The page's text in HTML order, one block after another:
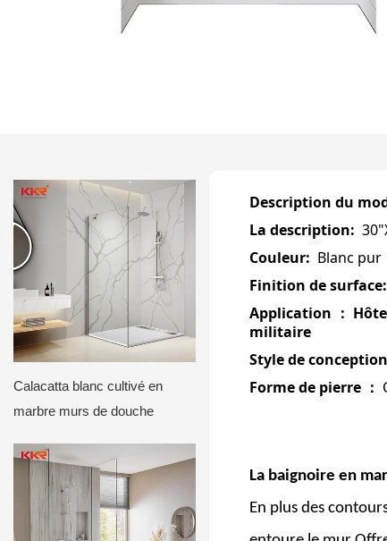
Calacatta blanc cultivé en
marbre murs de douche
Description du
La description:
Couleur: Blanc pur
Finition de surface:
Application
：
militaire
Style de conception
Forme de pierre
：
La baignoire en
En plus des